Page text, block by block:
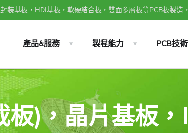
裝基板，HDI基板，軟硬結合板，雙面多層板等PCB板製造
產品&服務 製程能力 PCB技術
板)，晶片基板